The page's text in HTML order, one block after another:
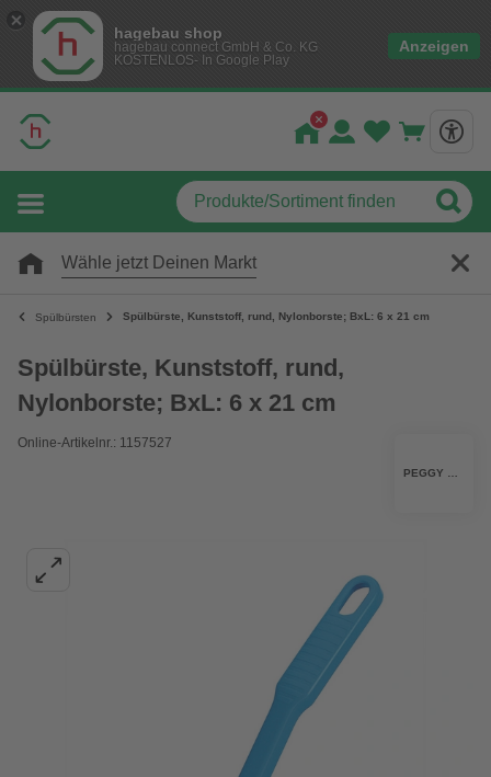
hagebau shop
hagebau connect GmbH & Co. KG
KOSTENLOS- In Google Play
Anzeigen
Wähle jetzt Deinen Markt
Spülbürsten Spülbürste, Kunststoff, rund, Nylonborste; BxL: 6 x 21 cm
Spülbürste, Kunststoff, rund,
Nylonborste; BxL: 6 x 21 cm
Online-Artikelnr.: 1157527